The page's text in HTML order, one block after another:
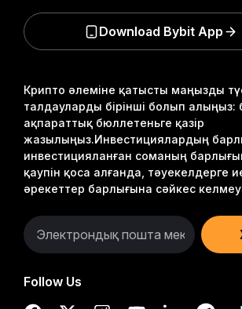
Крипто әлеміне қатысты маңызды
талдауларды бірінші болып алыңыз:
ақпараттық бюллетеньге қазір
жазылыңыз.Инвестициялардың
инвестицияланған соманың
қаупін қоса алғанда, тәуекелдерге
әрекеттер барлығына сәйкес
Follow Us
Download Bybit App